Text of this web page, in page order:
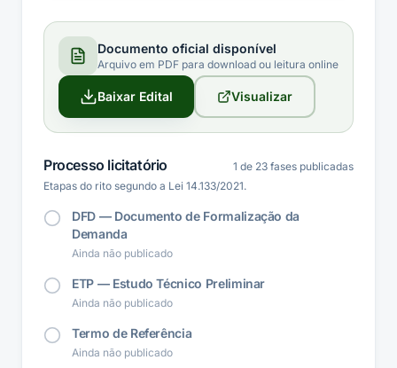
Documento oficial disponível
Arquivo em PDF para download ou leitura online
Baixar Edital Visualizar
Processo licitatório 1 de 23 fases publicadas
Etapas do rito segundo a Lei 14.133/2021.
DFD — Documento de Formalização da
Demanda
Ainda não publicado
ETP — Estudo Técnico Preliminar
Ainda não publicado
Termo de Referência
Ainda não publicado